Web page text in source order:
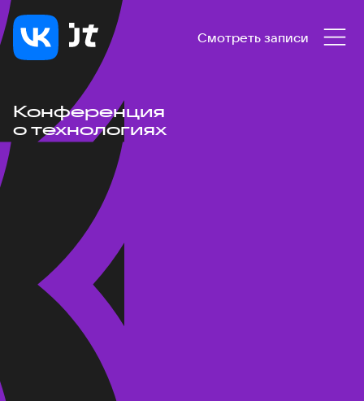
Смотреть записи
Конференция
о технологиях